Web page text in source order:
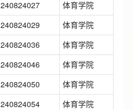
240824027
体育学院
240824029
体育学院
240824036
体育学院
240824046
体育学院
240824050
体育学院
240824054
体育学院